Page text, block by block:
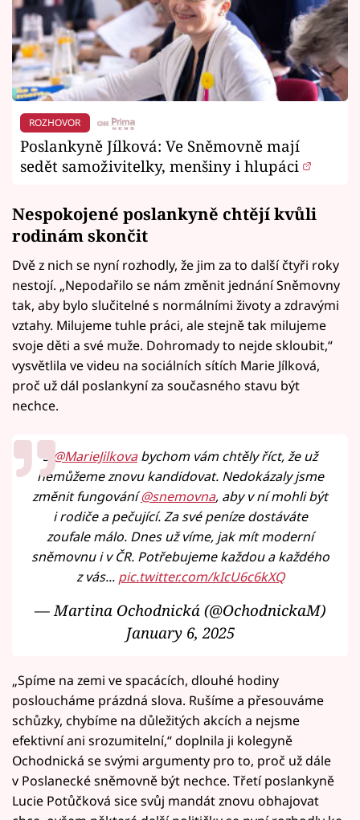
ROZHOVOR
Poslankyně Jílková: Ve Sněmovně mají
sedět samoživitelky, menšiny i hlupáci
Nespokojené poslankyně chtějí kvůli
rodinám skončit
Dvě z nich se nyní rozhodly, že jim za to další čtyři roky
nestojí. „Nepodařilo se nám změnit jednání Sněmovny
tak, aby bylo slučitelné s normálními životy a zdravými
vztahy. Milujeme tuhle práci, ale stejně tak milujeme
svoje děti a své muže. Dohromady to nejde skloubit,“
vysvětlila ve videu na sociálních sítích Marie Jílková,
proč už dál poslankyní za současného stavu být
nechce.
S @MarieJilkovabychom vám chtěly říct, že už
nemůžeme znovu kandidovat. Nedokázaly jsme
změnit fungování@snemovna, aby v ní mohli být
i rodiče a pečující. Za své peníze dostáváte
zoufale málo. Dnes už víme, jak mít moderní
sněmovnu i v ČR. Potřebujeme každou a každého
z vás... pic.twitter.com/kIcU6c6kXQ
— Martina Ochodnická (@OchodnickaM)
January 6, 2025
„Spíme na zemi ve spacácích, dlouhé hodiny
posloucháme prázdná slova. Rušíme a přesouváme
schůzky, chybíme na důležitých akcích a nejsme
efektivní ani srozumitelní,“ doplnila ji kolegyně
Ochodnická se svými argumenty pro to, proč už dále
v Poslanecké sněmovně být nechce. Třetí poslankyně
Lucie Potůčková sice svůj mandát znovu obhajovat